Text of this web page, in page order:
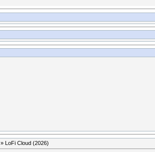
» LoFi Cloud (2026)